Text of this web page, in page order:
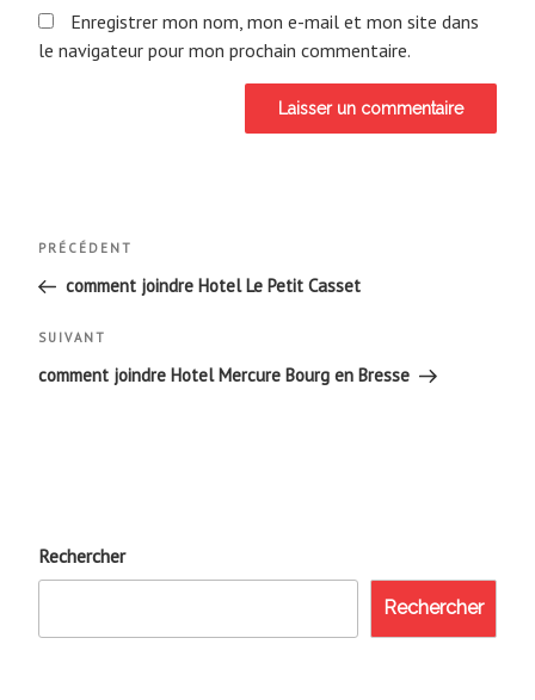
Enregistrer mon nom, mon e-mail et mon site dans
le navigateur pour mon prochain commentaire.
Navigation
de
l’article
Article
précédent
PRÉCÉDENT
comment joindre Hotel Le Petit Casset
Article
suivant
SUIVANT
comment joindre Hotel Mercure Bourg en Bresse
Rechercher
Rechercher